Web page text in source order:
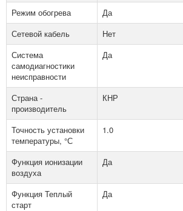
Режим обогрева
Да
Сетевой кабель
Нет
Система
самодиагностики
неисправности
Да
Страна -
производитель
КНР
Точность установки
температуры, °С
1.0
Функция ионизации
воздуха
Да
Функция Теплый
старт
Да